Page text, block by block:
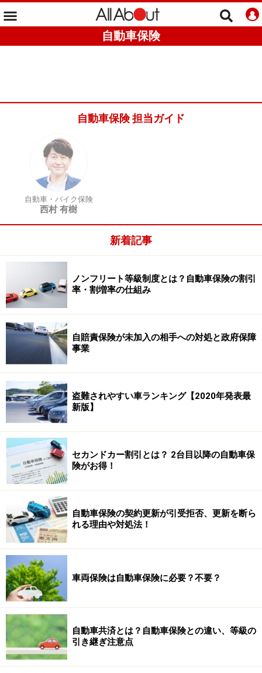
自動車保険
自動車保険 担当ガイド
自動車・バイク保険
西村 有樹
新着記事
ノンフリート等級制度とは？自動車保険の割引
率・割増率の仕組み
自賠責保険が未加入の相手への対処と政府保障
事業
盗難されやすい車ランキング【2020年発表最
新版】
セカンドカー割引とは？ 2台目以降の自動車保
険がお得！
自動車保険の契約更新が引受拒否、更新を断ら
れる理由や対処法！
車両保険は自動車保険に必要？不要？
自動車共済とは？自動車保険との違い、等級の
引き継ぎ注意点